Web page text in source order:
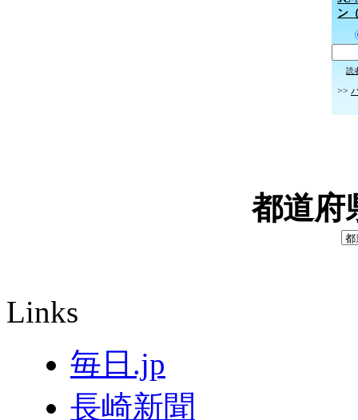
ン
読
>>
都道府
Links
毎日.jp
長崎新聞